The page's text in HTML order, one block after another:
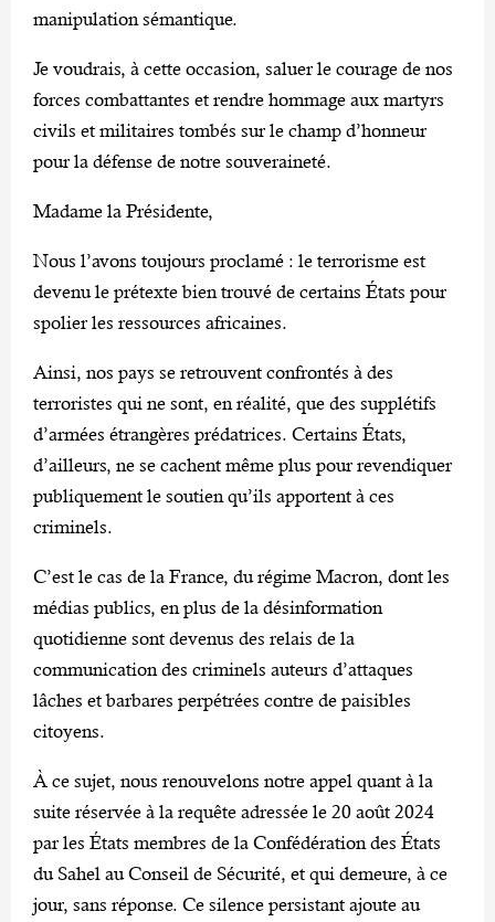
manipulation sémantique.
Je voudrais, à cette occasion, saluer le courage de nos
forces combattantes et rendre hommage aux martyrs
civils et militaires tombés sur le champ d’honneur
pour la défense de notre souveraineté.
Madame la Présidente,
Nous l’avons toujours proclamé : le terrorisme est
devenu le prétexte bien trouvé de certains États pour
spolier les ressources africaines.
Ainsi, nos pays se retrouvent confrontés à des
terroristes qui ne sont, en réalité, que des supplétifs
d’armées étrangères prédatrices. Certains États,
d’ailleurs, ne se cachent même plus pour revendiquer
publiquement le soutien qu’ils apportent à ces
criminels.
C’est le cas de la France, du régime Macron, dont les
médias publics, en plus de la désinformation
quotidienne sont devenus des relais de la
communication des criminels auteurs d’attaques
lâches et barbares perpétrées contre de paisibles
citoyens.
À ce sujet, nous renouvelons notre appel quant à la
suite réservée à la requête adressée le 20 août 2024
par les États membres de la Confédération des États
du Sahel au Conseil de Sécurité, et qui demeure, à ce
jour, sans réponse. Ce silence persistant ajoute au